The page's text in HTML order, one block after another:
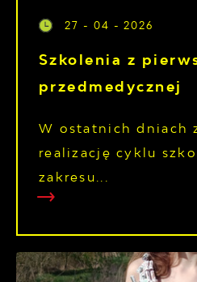
27 - 04 - 2026
Szkolenia z
przedmedycznej
W ostatnich dniach
realizację cyklu
zakresu...